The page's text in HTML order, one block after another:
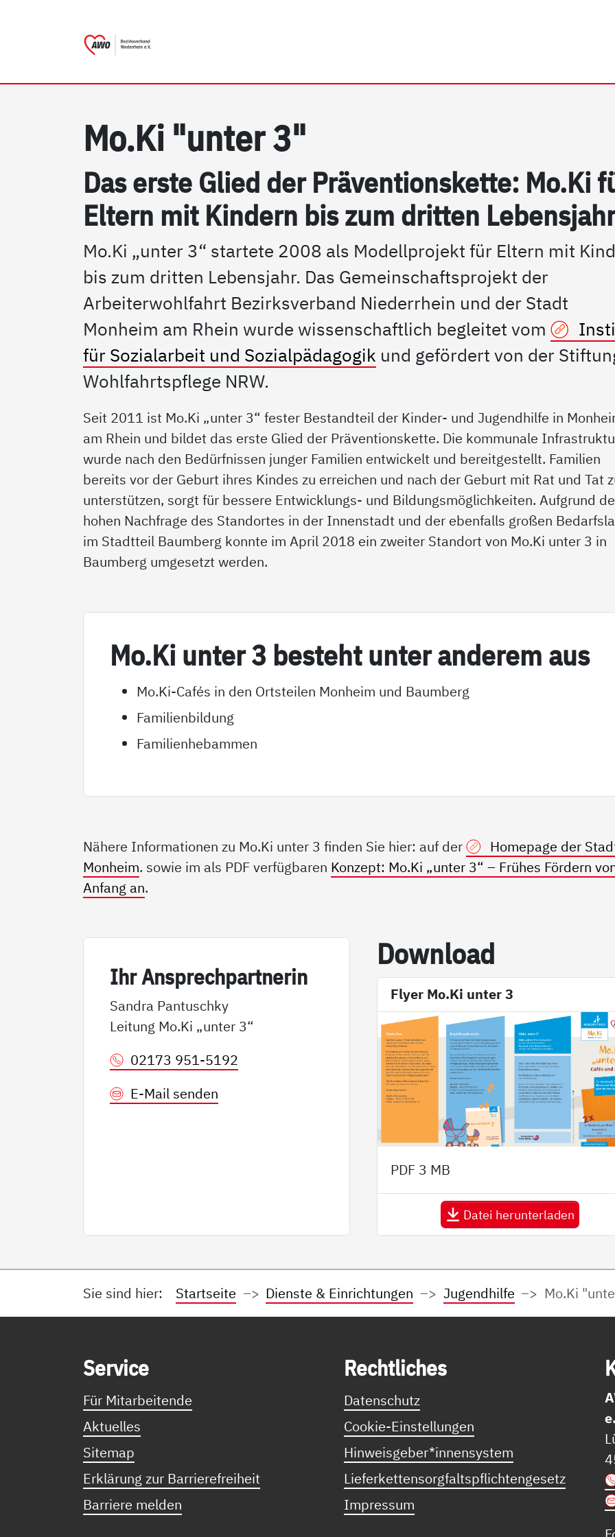
Mo.Ki "un­ter 3"
Das ers­te Glied der Präv­en­ti­ons­ket­te: Mo.Ki
El­tern mit Kin­dern bis zum drit­ten
Mo.Ki „unter 3“ startete 2008 als Modellprojekt für Eltern mit
bis zum dritten Lebensjahr. Das Gemeinschaftsprojekt der
Arbeiterwohlfahrt Bezirksverband Niederrhein und der Stadt
Monheim am Rhein wurde wissenschaftlich begleitet vom
für Sozialarbeit und Sozialpädagogik und gefördert von der
Wohlfahrtspflege NRW.
Seit 2011 ist Mo.Ki „unter 3“ fester Bestandteil der Kinder- und Jugendhilfe in
am Rhein und bildet das erste Glied der Präventionskette. Die kommunale
wurde nach den Bedürfnissen junger Familien entwickelt und bereitgestellt. Familien
bereits vor der Geburt ihres Kindes zu erreichen und nach der Geburt mit Rat und Tat
unterstützen, sorgt für bessere Entwicklungs- und Bildungsmöglichkeiten. Aufgrund
hohen Nachfrage des Standortes in der Innenstadt und der ebenfalls großen
im Stadtteil Baumberg konnte im April 2018 ein zweiter Standort von Mo.Ki unter 3 in
Baumberg umgesetzt werden.
Mo.Ki un­ter 3 be­steht un­ter an­de­rem aus
Mo.Ki-Cafés in den Ortsteilen Monheim und Baumberg
Familienbildung
Familienhebammen
Nähere Informationen zu Mo.Ki unter 3 finden Sie hier: auf der
Homepage der
Monheim. sowie im als PDF verfügbaren Konzept: Mo.Ki „unter 3“ – Frühes Fördern
Anfang an.
Ihr An­sp­rech­part­ne­rin
Sandra Pantuschky
Leitung Mo.Ki „unter 3“
02173 951-5192
E-Mail senden
Down­load
Flyer Mo.Ki unter 3
PDF 3 MB
Datei herunterladen
Sie sind hier: Startseite Dienste & Einrichtungen Jugendhilfe Mo.Ki
Ser­vice
Für Mitarbeitende
Aktuelles
Sitemap
Erklärung zur Barrierefreiheit
Barriere melden
Recht­li­ches
Datenschutz
Cookie-Einstellungen
Hinweisgeber*innensystem
Lieferkettensorgfaltspflichtengesetz
Impressum